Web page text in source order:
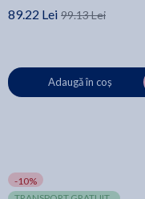
89.22 Lei 99.13 Lei
Adaugă în coș
-10%